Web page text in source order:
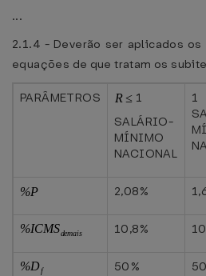
...
2.1.4 - Deverão ser aplicados
equações de que tratam os
PARÂMETROS
1
SALÁRIO-
MÍNIMO
NACIONAL
1
2,08%
10,8%
50%